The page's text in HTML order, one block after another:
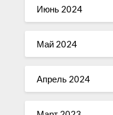
Июнь 2024
Май 2024
Апрель 2024